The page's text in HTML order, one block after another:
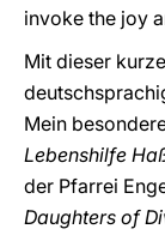
invoke the joy
Mit dieser
Mein
Lebenshilfe
der Pfarrei
Daughters of